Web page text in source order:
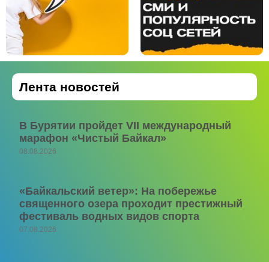
Лента новостей
В Бурятии пройдет VII международный
марафон «Чистый Байкал»
08.08.2026
«Байкальский ветер»: На побережье
священного озера проходит престижный
фестиваль водных видов спорта
07.08.2026